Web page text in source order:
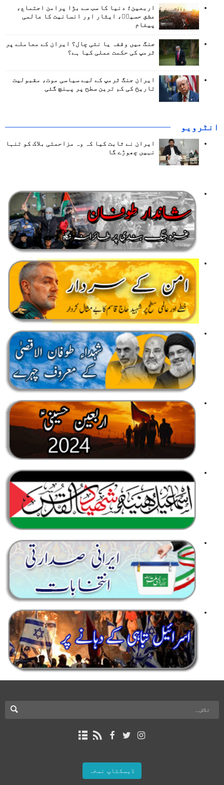
اربعین؛ دنیا کا سب سے بڑا پرامن اجتماع،
عشق حسینؑ، ایثار اور انسانیت کا عالمی
پیغام
جنگ میں وقفہ یا نئی چال؟ ایران کے معاملے پر
ٹرمپ کی حکمت عملی کیا ہے؟
ایران جنگ ٹرمپ کے لیے سیاسی موت، مقبولیت
تاریخ کی کم ترین سطح پر پہنچ گئی
انٹرويو
ایران نے ثابت کیا کہ وہ مزاحمتی بلاک کو تنہا
نہیں چھوڑے گا
ڈیسکٹاپ نسخہ